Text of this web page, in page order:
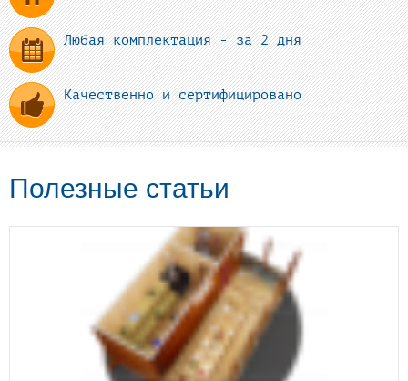
Любая комплектация - за 2 дня
Качественно и сертифицировано
Полезные статьи